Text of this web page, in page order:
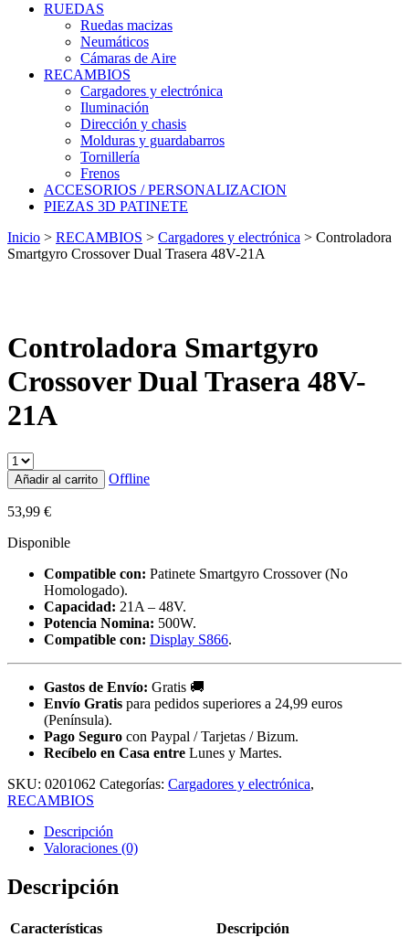
RUEDAS
Ruedas macizas
Neumáticos
Cámaras de Aire
RECAMBIOS
Cargadores y electrónica
Iluminación
Dirección y chasis
Molduras y guardabarros
Tornillería
Frenos
ACCESORIOS / PERSONALIZACION
PIEZAS 3D PATINETE
Inicio > RECAMBIOS > Cargadores y electrónica > Controladora
Smartgyro Crossover Dual Trasera 48V-21A
Controladora Smartgyro
Crossover Dual Trasera 48V-
21A
Añadir al carrito Offline
53,99 €
Disponible
Compatible con: Patinete Smartgyro Crossover (No
Homologado).
Capacidad: 21A – 48V.
Potencia Nomina: 500W.
Compatible con: Display S866.
Gastos de Envío: Gratis 🚚
Envío Gratis para pedidos superiores a 24,99 euros
(Península).
Pago Seguro con Paypal / Tarjetas / Bizum.
Recíbelo en Casa entre Lunes y Martes.
SKU: 0201062 Categorías: Cargadores y electrónica,
RECAMBIOS
Descripción
Valoraciones (0)
Descripción
Características Descripción